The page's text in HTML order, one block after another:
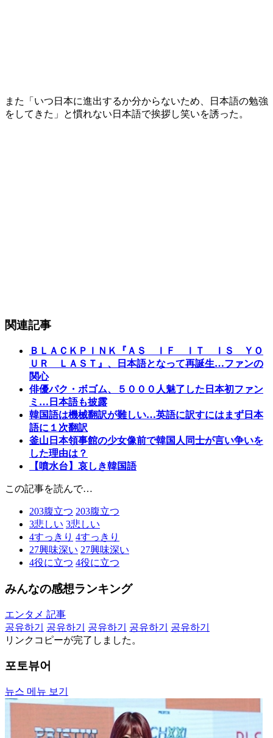
また「いつ日本に進出するか分からないため、日本語の勉強
をしてきた」と慣れない日本語で挨拶し笑いを誘った。
関連記事
ＢＬＡＣＫＰＩＮＫ『ＡＳ ＩＦ ＩＴ ＩＳ ＹＯ
ＵＲ ＬＡＳＴ』、日本語となって再誕生…ファンの
関心
俳優パク・ボゴム、５０００人魅了した日本初ファン
ミ…日本語も披露
韓国語は機械翻訳が難しい…英語に訳すにはまず日本
語に１次翻訳
釜山日本領事館の少女像前で韓国人同士が言い争いを
した理由は？
【噴水台】哀しき韓国語
この記事を読んで…
203腹立つ 203腹立つ
3悲しい 3悲しい
4すっきり 4すっきり
27興味深い 27興味深い
4役に立つ 4役に立つ
みんなの感想ランキング
エンタメ 記事
공유하기
공유하기 공유하기 공유하기
공유하기
リンクコピーが完了しました。
포토뷰어
뉴스 메뉴 보기